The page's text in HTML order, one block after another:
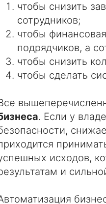
чтобы снизить
сотрудников;
чтобы
подрядчиков, а
чтобы снизить
чтобы сделать
. Если у
исходов,
и